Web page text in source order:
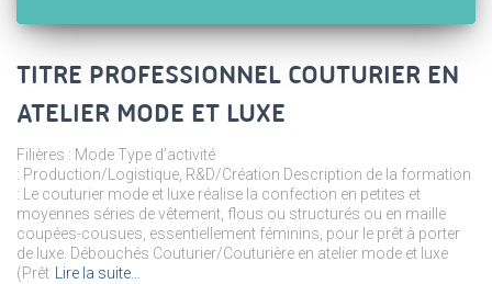
TITRE PROFESSIONNEL COUTURIER EN
ATELIER MODE ET LUXE
Filières : Mode Type d’activité
: Production/Logistique, R&D/Création Description de la formation
: Le couturier mode et luxe réalise la confection en petites et
moyennes séries de vêtement, flous ou structurés ou en maille
coupées-cousues, essentiellement féminins, pour le prêt à porter
de luxe. Débouchés Couturier/Couturière en atelier mode et luxe
(Prêt Lire la suite…